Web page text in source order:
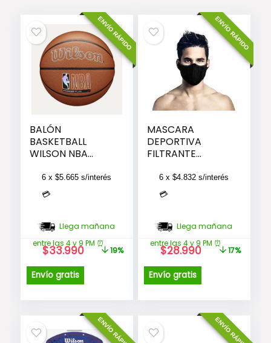
ENVÍO RÁPIDO
BALÓN
BASKETBALL
WILSON NBA
6 x $5.665s/interés
💳
Llega mañana
entre las 4 y 9 PM ⏰
El
original
era:
$41.990.
$33.990El
es:
$33.990.
Envío gratis
19%
ENVÍO RÁPIDO
MASCARA
DEPORTIVA
FILTRANTE
CUELLO F5S E7 –
NEGRA
6 x $4.832s/interés
💳
Llega mañana
entre las 4 y 9 PM ⏰
El
original
era:
$34.990.
$28.990El
es:
$28.990.
Envío gratis
17%
ENVÍO RÁPIDO ENVÍO RÁPIDO